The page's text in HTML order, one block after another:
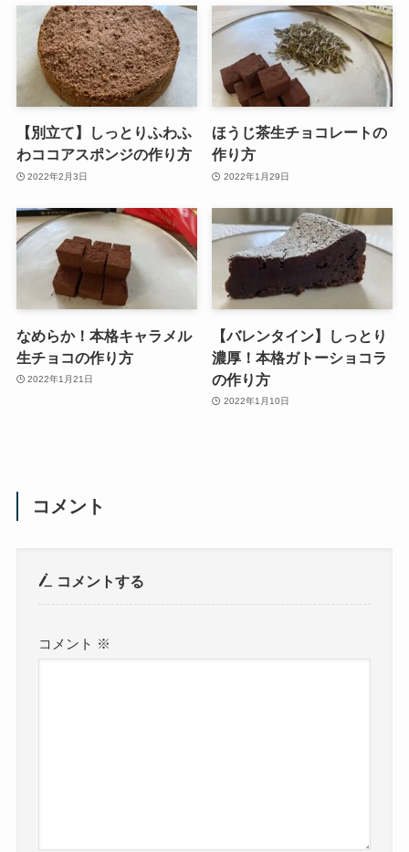
【別立て】しっとりふわふ
わココアスポンジの作り方
2022年2月3日
ほうじ茶生チョコレートの
作り方
2022年1月29日
なめらか！本格キャラメル
生チョコの作り方
2022年1月21日
【バレンタイン】しっとり
濃厚！本格ガトーショコラ
の作り方
2022年1月10日
コメント
コメントする
コメント ※